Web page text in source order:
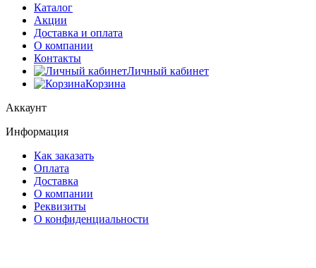
Каталог
Акции
Доставка и оплата
О компании
Контакты
Личный кабинет
Корзина
Аккаунт
Информация
Как заказать
Оплата
Доставка
О компании
Реквизиты
О конфиденциальности